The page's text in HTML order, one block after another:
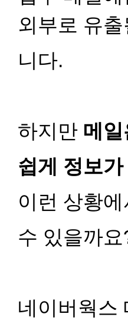
외부로 유
니다.
하지만 메
쉽게 정보
이런 상황
수 있을까요
네이버웍스